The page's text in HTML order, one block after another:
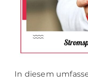
In diesem